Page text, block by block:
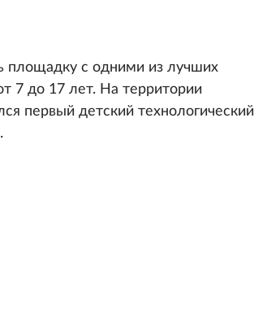
площадку с одними из лучших
7 до 17 лет. На территории
первый детский технологический